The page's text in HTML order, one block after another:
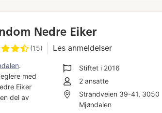
Nedre Eiker
(15) Les anmeldelser
.
med
Eiker
del av
Stiftet i 2016
2 ansatte
Strandveien 39-41, 3050
Mjøndalen